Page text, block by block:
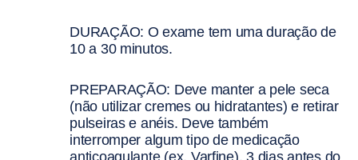
DURAÇÃO: O exame tem uma duração de
10 a 30 minutos.
PREPARAÇÃO: Deve manter a pele seca
(não utilizar cremes ou hidratantes) e retirar
pulseiras e anéis. Deve também
interromper algum tipo de medicação
anticoagulante (ex. Varfine), 3 dias antes do